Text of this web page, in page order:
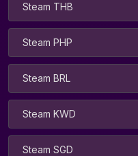
Steam THB
Steam PHP
Steam BRL
Steam KWD
Steam SGD